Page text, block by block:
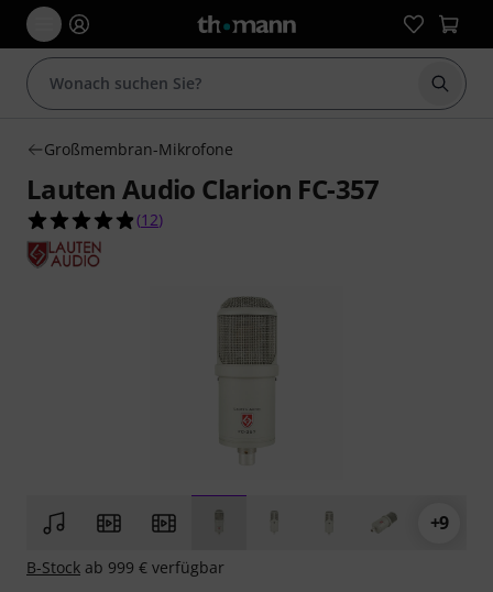
Suche
Großmembran-Mikrofone
Lauten Audio Clarion FC-357
4.8 von 5 Sternen aus 12 Kundenbewertungen
(12)
+9
B-Stock ab 999 € verfügbar